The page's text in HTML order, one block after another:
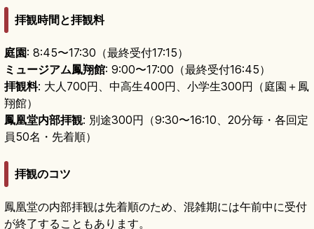
拝観時間と拝観料
庭園: 8:45〜17:30（最終受付17:15）
ミュージアム鳳翔館: 9:00〜17:00（最終受付16:45）
拝観料: 大人700円、中高生400円、小学生300円（庭園＋鳳
翔館）
鳳凰堂内部拝観: 別途300円（9:30〜16:10、20分毎・各回定
員50名・先着順）
拝観のコツ
鳳凰堂の内部拝観は先着順のため、混雑期には午前中に受付
が終了することもあります。